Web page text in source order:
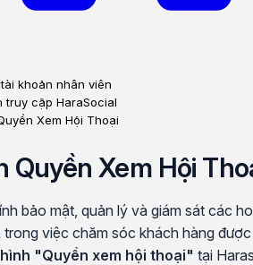
khoản nhân viên
truy cập HaraSocial
Xem Hội Thoại
Quyền Xem Hội
bảo mật, quản lý và giám sát các
trong việc chăm sóc khách hàng
"Quyền xem hội thoại" tại